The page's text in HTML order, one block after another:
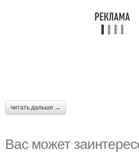
читать дальше →
Вас может